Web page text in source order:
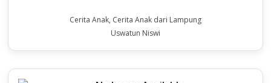
Cerita Anak, Cerita Anak dari Lampung
Uswatun Niswi